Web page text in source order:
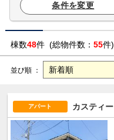
条件を変更
棟数48件 (総物件数： 55件)
並び順 ：
アパート カスティ